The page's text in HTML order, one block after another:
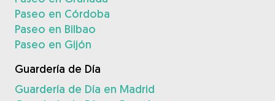
Paseo en Córdoba
Paseo en Bilbao
Paseo en Gijón
Guardería de Día
Guardería de Día en Madrid